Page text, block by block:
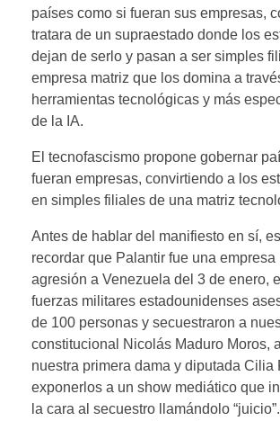
países como si fueran sus empresas,
tratara de un supraestado donde los
dejan de serlo y pasan a ser simples
empresa matriz que los domina a
herramientas tecnológicas y más
de la IA.
El tecnofascismo propone gobernar
fueran empresas, convirtiendo a los
en simples filiales de una matriz
Antes de hablar del manifiesto en sí,
recordar que Palantir fue una empresa
agresión a Venezuela del 3 de enero,
fuerzas militares estadounidenses
de 100 personas y secuestraron a
constitucional Nicolás Maduro Moros,
nuestra primera dama y diputada Cilia
exponerlos a un show mediático que
la cara al secuestro llamándolo